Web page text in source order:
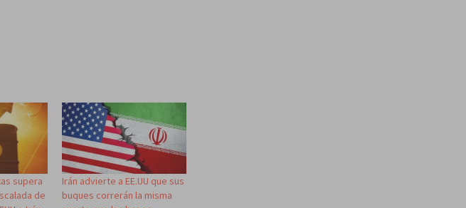
supera
de
Irán advierte a EE.UU que sus
buques correrán la misma